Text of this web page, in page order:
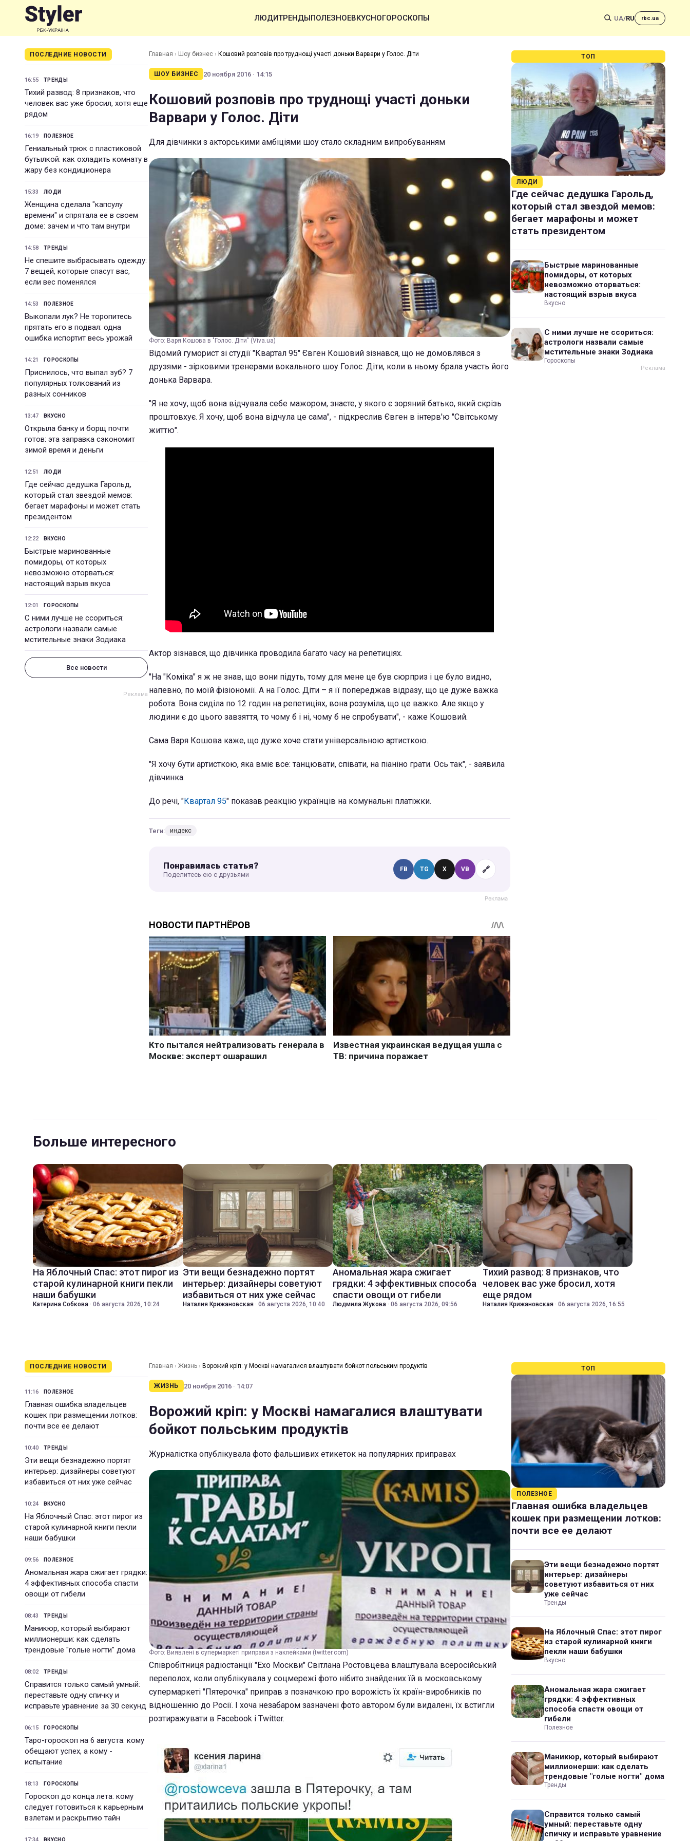
ЛЮДИТРЕНДЫПОЛЕЗНОЕВКУСНОГОРОСКОПЫ UA/RU rbc.ua
ПОСЛЕДНИЕ НОВОСТИ
16:55 ТРЕНДЫ
Тихий развод: 8 признаков, что
человек вас уже бросил, хотя еще
рядом
16:19 ПОЛЕЗНОЕ
Гениальный трюк с пластиковой
бутылкой: как охладить комнату в
жару без кондиционера
15:33 ЛЮДИ
Женщина сделала "капсулу
времени" и спрятала ее в своем
доме: зачем и что там внутри
14:58 ТРЕНДЫ
Не спешите выбрасывать одежду:
7 вещей, которые спасут вас,
если вес поменялся
14:53 ПОЛЕЗНОЕ
Выкопали лук? Не торопитесь
прятать его в подвал: одна
ошибка испортит весь урожай
14:21 ГОРОСКОПЫ
Приснилось, что выпал зуб? 7
популярных толкований из
разных сонников
13:47 ВКУСНО
Открыла банку и борщ почти
готов: эта заправка сэкономит
зимой время и деньги
12:51 ЛЮДИ
Где сейчас дедушка Гарольд,
который стал звездой мемов:
бегает марафоны и может стать
президентом
12:22 ВКУСНО
Быстрые маринованные
помидоры, от которых
невозможно оторваться:
настоящий взрыв вкуса
12:01 ГОРОСКОПЫ
С ними лучше не ссориться:
астрологи назвали самые
мстительные знаки Зодиака
Все новости
Главная › Шоу бизнес › Кошовий розповів про труднощі участі доньки Варвари у Голос. Діти
ШОУ БИЗНЕС 20 ноября 2016 · 14:15
Кошовий розповів про труднощі участі доньки
Варвари у Голос. Діти
Для дівчинки з акторськими амбіціями шоу стало складним випробуванням
Фото: Варя Кошова в "Голос. Діти" (Viva.ua)
Відомий гуморист зі студії "Квартал 95" Євген Кошовий зізнався, що не домовлявся з
друзями - зірковими тренерами вокального шоу Голос. Діти, коли в ньому брала участь його
донька Варвара.
"Я не хочу, щоб вона відчувала себе мажором, знаєте, у якого є зоряний батько, який скрізь
проштовхує. Я хочу, щоб вона відчула це сама", - підкреслив Євген в інтерв'ю "Світському
життю".
Актор зізнався, що дівчинка проводила багато часу на репетиціях.
"На "Коміка" я ж не знав, що вони підуть, тому для мене це був сюрприз і це було видно,
напевно, по моїй фізіономії. А на Голос. Діти – я її попереджав відразу, що це дуже важка
робота. Вона сиділа по 12 годин на репетиціях, вона розуміла, що це важко. Але якщо у
людини є до цього завзяття, то чому б і ні, чому б не спробувати", - каже Кошовий.
Сама Варя Кошова каже, що дуже хоче стати універсальною артисткою.
"Я хочу бути артисткою, яка вміє все: танцювати, співати, на піаніно грати. Ось так", - заявила
дівчинка.
До речі, "Квартал 95" показав реакцію українців на комунальні платіжки.
Теги: индекс
Понравилась статья?
Поделитесь ею с друзьями
FB TG X VB 🔗
ТОП
ЛЮДИ
Где сейчас дедушка Гарольд,
который стал звездой мемов:
бегает марафоны и может
стать президентом
Быстрые маринованные
помидоры, от которых
невозможно оторваться:
настоящий взрыв вкуса
Вкусно
С ними лучше не ссориться:
астрологи назвали самые
мстительные знаки Зодиака
Гороскопы
Больше интересного
На Яблочный Спас: этот пирог из
старой кулинарной книги пекли
наши бабушки
Катерина Собкова · 06 августа 2026, 10:24
Эти вещи безнадежно портят
интерьер: дизайнеры советуют
избавиться от них уже сейчас
Наталия Крижановская · 06 августа 2026, 10:40
Аномальная жара сжигает
грядки: 4 эффективных способа
спасти овощи от гибели
Людмила Жукова · 06 августа 2026, 09:56
Тихий развод: 8 признаков, что
человек вас уже бросил, хотя
еще рядом
Наталия Крижановская · 06 августа 2026, 16:55
ПОСЛЕДНИЕ НОВОСТИ
11:16 ПОЛЕЗНОЕ
Главная ошибка владельцев
кошек при размещении лотков:
почти все ее делают
10:40 ТРЕНДЫ
Эти вещи безнадежно портят
интерьер: дизайнеры советуют
избавиться от них уже сейчас
10:24 ВКУСНО
На Яблочный Спас: этот пирог из
старой кулинарной книги пекли
наши бабушки
09:56 ПОЛЕЗНОЕ
Аномальная жара сжигает грядки:
4 эффективных способа спасти
овощи от гибели
08:43 ТРЕНДЫ
Маникюр, который выбирают
миллионерши: как сделать
трендовые "голые ногти" дома
08:02 ТРЕНДЫ
Справится только самый умный:
переставьте одну спичку и
исправьте уравнение за 30 секунд
06:15 ГОРОСКОПЫ
Таро-гороскоп на 6 августа: кому
обещают успех, а кому -
испытание
18:13 ГОРОСКОПЫ
Гороскоп до конца лета: кому
следует готовиться к карьерным
взлетам и раскрытию тайн
ВКУСНО
Главная › Жизнь › Ворожий кріп: у Москві намагалися влаштувати бойкот польським продуктів
ЖИЗНЬ 20 ноября 2016 · 14:07
Ворожий кріп: у Москві намагалися влаштувати
бойкот польським продуктів
Журналістка опублікувала фото фальшивих етикеток на популярних приправах
Фото: Виявлені в супермаркеті приправи з наклейками (twitter.com)
Співробітниця радіостанції "Ехо Москви" Світлана Ростовцева влаштувала всеросійський
переполох, коли опублікувала у соцмережі фото нібито знайдених їй в московському
супермаркеті "Пятерочка" приправ з позначкою про ворожість їх країн-виробників по
відношенню до Росії. І хоча незабаром зазначені фото автором були видалені, їх встигли
розтиражувати в Facebook і Twitter.
ТОП
ПОЛЕЗНОЕ
Главная ошибка владельцев
кошек при размещении лотков:
почти все ее делают
Эти вещи безнадежно портят
интерьер: дизайнеры
советуют избавиться от них
уже сейчас
Тренды
На Яблочный Спас: этот пирог
из старой кулинарной книги
пекли наши бабушки
Вкусно
Аномальная жара сжигает
грядки: 4 эффективных
способа спасти овощи от
гибели
Полезное
Маникюр, который выбирают
миллионерши: как сделать
трендовые "голые ногти" дома
Тренды
Справится только самый
умный: переставьте одну
спичку и исправьте уравнение